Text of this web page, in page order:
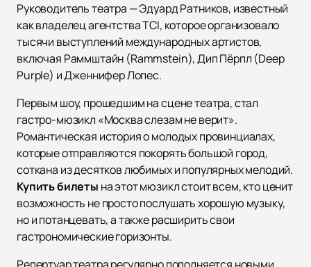
Руководитель театра — Эдуард Ратников, известный
как владелец агентства TCI, которое организовало
тысячи выступлений международных артистов,
включая Раммштайн (Rammstein), Дип Пёрпл (Deep
Purple) и Дженнифер Лопес.
Первым шоу, прошедшим на сцене театра, стал
гастро-мюзикл «Москва слезам не верит».
Романтическая история о молодых провинциалах,
которые отправляются покорять большой город,
соткана из десятков любимых и популярных мелодий.
Купить билеты на этот мюзикл стоит всем, кто ценит
возможность не просто послушать хорошую музыку,
но и потанцевать, а также расширить свои
гастрономические горизонты.